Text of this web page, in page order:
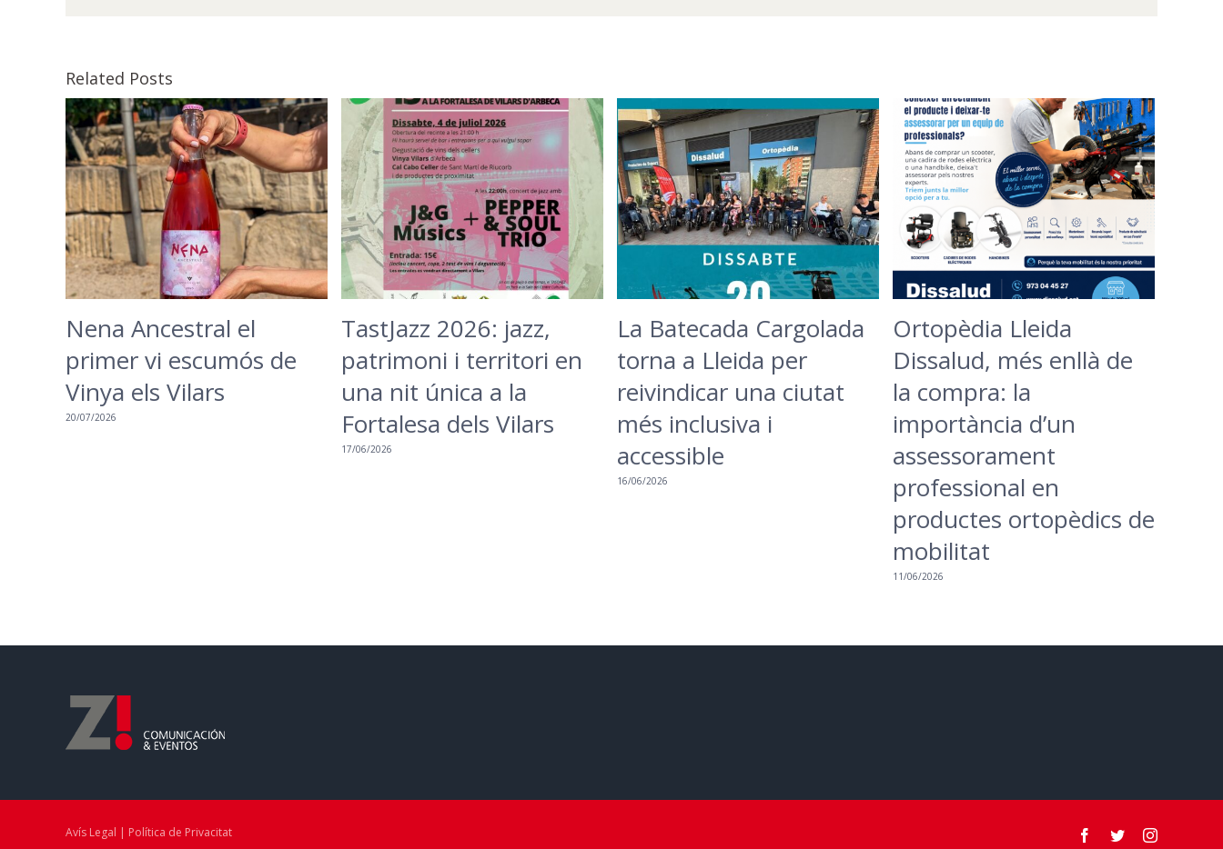
Related Posts
Nena Ancestral el
primer vi escumós de
Vinya els Vilars
20/07/2026
TastJazz 2026: jazz,
patrimoni i territori en
una nit única a la
Fortalesa dels Vilars
17/06/2026
La Batecada Cargolada
torna a Lleida per
reivindicar una ciutat
més inclusiva i
accessible
16/06/2026
Ortopèdia Lleida
Dissalud, més enllà de
la compra: la
importància d’un
assessorament
professional en
productes ortopèdics de
mobilitat
11/06/2026
Avís Legal | Política de Privacitat Facebook
TwitterInstagram